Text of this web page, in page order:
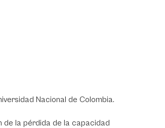
Nacional de Colombia.
de la pérdida de la capacidad